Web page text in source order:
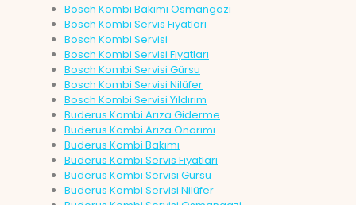
Bosch Kombi Bakımı Osmangazi
Bosch Kombi Servis Fiyatları
Bosch Kombi Servisi
Bosch Kombi Servisi Fiyatları
Bosch Kombi Servisi Gürsu
Bosch Kombi Servisi Nilüfer
Bosch Kombi Servisi Yıldırım
Buderus Kombi Arıza Giderme
Buderus Kombi Arıza Onarımı
Buderus Kombi Bakımı
Buderus Kombi Servis Fiyatları
Buderus Kombi Servisi Gürsu
Buderus Kombi Servisi Nilüfer